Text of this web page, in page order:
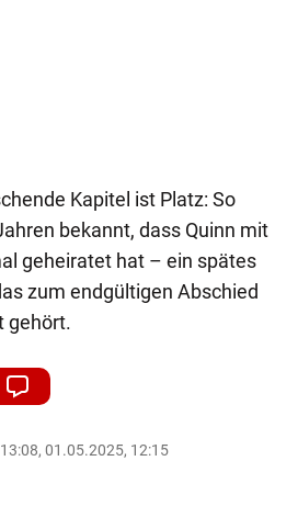
Kapitel ist Platz: So
bekannt, dass Quinn mit
geheiratet hat – ein spätes
zum endgültigen Abschied
gehört.
01.05.2025, 12:15